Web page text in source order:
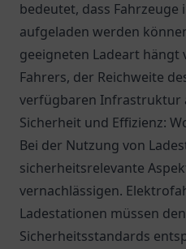
bedeutet, dass Fahrzeuge
aufgeladen werden
geeigneten Ladeart hängt
Fahrers, der Reichweite
verfügbaren Infrastruktur
Sicherheit und Effizienz:
Bei der Nutzung von
sicherheitsrelevante
vernachlässigen.
Ladestationen müssen
Sicherheitsstandards